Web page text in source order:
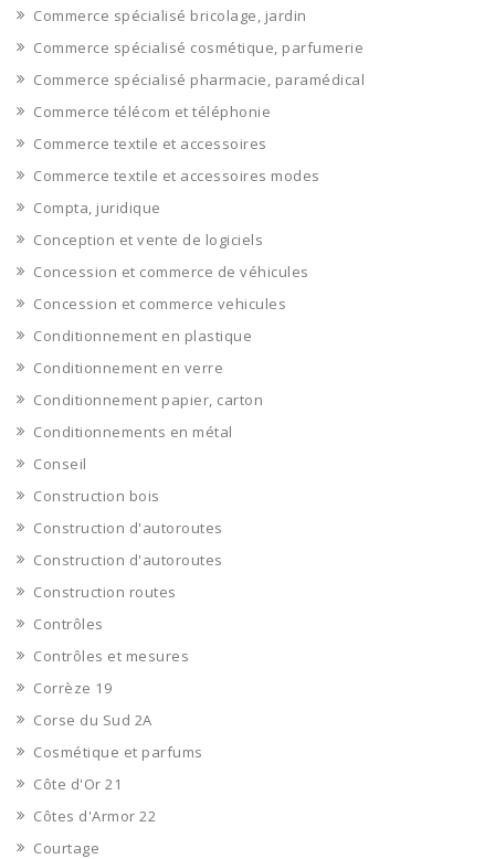
Commerce spécialisé bricolage, jardin
Commerce spécialisé cosmétique, parfumerie
Commerce spécialisé pharmacie, paramédical
Commerce télécom et téléphonie
Commerce textile et accessoires
Commerce textile et accessoires modes
Compta, juridique
Conception et vente de logiciels
Concession et commerce de véhicules
Concession et commerce vehicules
Conditionnement en plastique
Conditionnement en verre
Conditionnement papier, carton
Conditionnements en métal
Conseil
Construction bois
Construction d'autoroutes
Construction d'autoroutes
Construction routes
Contrôles
Contrôles et mesures
Corrèze 19
Corse du Sud 2A
Cosmétique et parfums
Côte d'Or 21
Côtes d'Armor 22
Courtage